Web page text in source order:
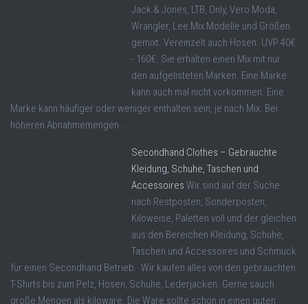
Jack & Jones, LTB, Only, Vero Moda,
Wrangler, Lee Mix Modelle und Größen
gemixt. Vereinzelt auch Hosen. UVP 40€
- 160€. Sie erhalten einen Mix mit nur
den aufgelisteten Marken. Eine Marke
kann auch mal nicht vorkommen. Eine
Marke kann häufiger oder weniger enthalten sein, je nach Mix. Bei
höheren Abnahmemengen ...
Secondhand Clothes – Gebrauchte
Kleidung, Schuhe, Taschen und
Accessoires Wir sind auf der Suche
nach Restposten, Sonderposten,
Kiloweise, Paletten voll und der gleichen
aus den Bereichen Kleidung, Schuhe,
Taschen und Accessoires und Schmuck
für einen Secondhand Betrieb. Wir kaufen alles von den gebrauchten
T-Shirts bis zum Pelz, Hosen, Schuhe, Lederjacken. Gerne sauch
große Mengen als kiloware. Die Ware sollte schon in einen guten